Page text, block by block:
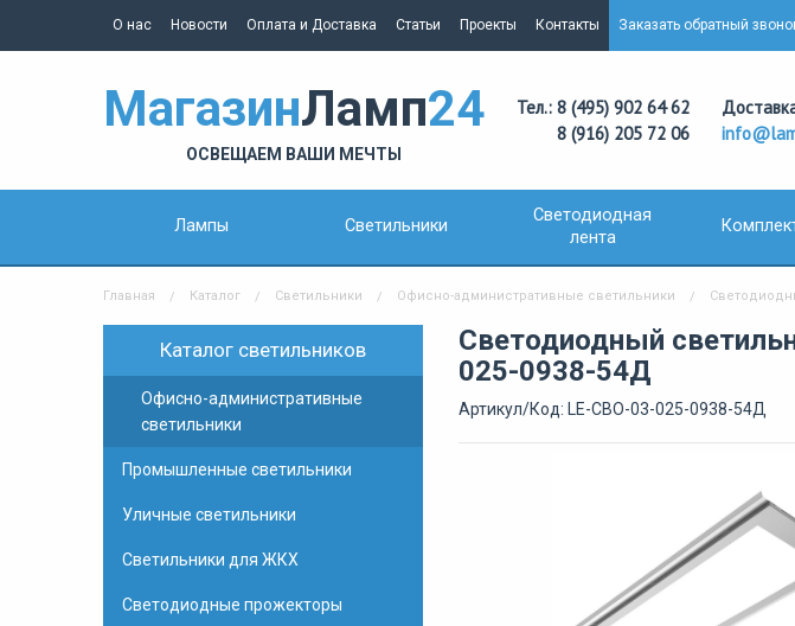
О нас Новости Оплата и Доставка Статьи Проекты Контакты Заказать обратный
МагазинЛамп24
ОСВЕЩАЕМ ВАШИ МЕЧТЫ
Тел.: 8 (495) 902 64 62
8 (916) 205 72 06
Лампы Светильники
Светодиодная
лента
Главная Каталог Светильники Офисно-административные светильники
Каталог светильников
Офисно-административные
светильники
Промышленные светильники
Уличные светильники
Светильники для ЖКХ
Светодиодные прожекторы
Светодиодный
025-0938-54Д
Артикул/Код: LE-СВО-03-025-0938-54Д